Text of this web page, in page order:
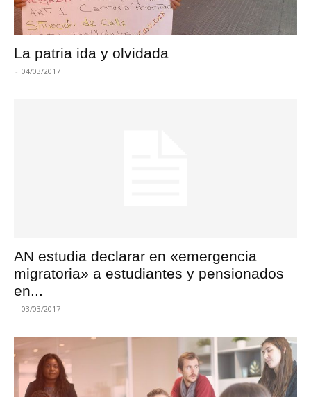
La patria ida y olvidada
- 04/03/2017
AN estudia declarar en «emergencia
migratoria» a estudiantes y pensionados
en...
- 03/03/2017